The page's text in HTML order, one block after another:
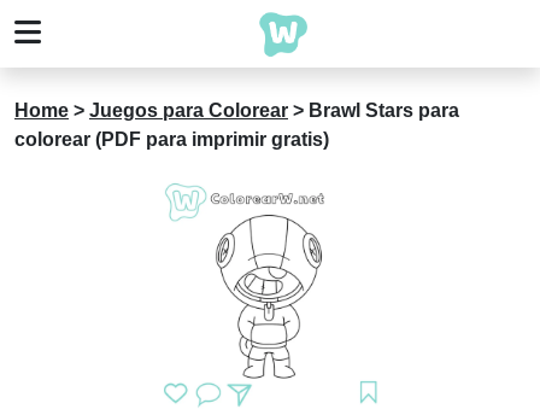
Home > Juegos para Colorear > Brawl Stars para
colorear (PDF para imprimir gratis)